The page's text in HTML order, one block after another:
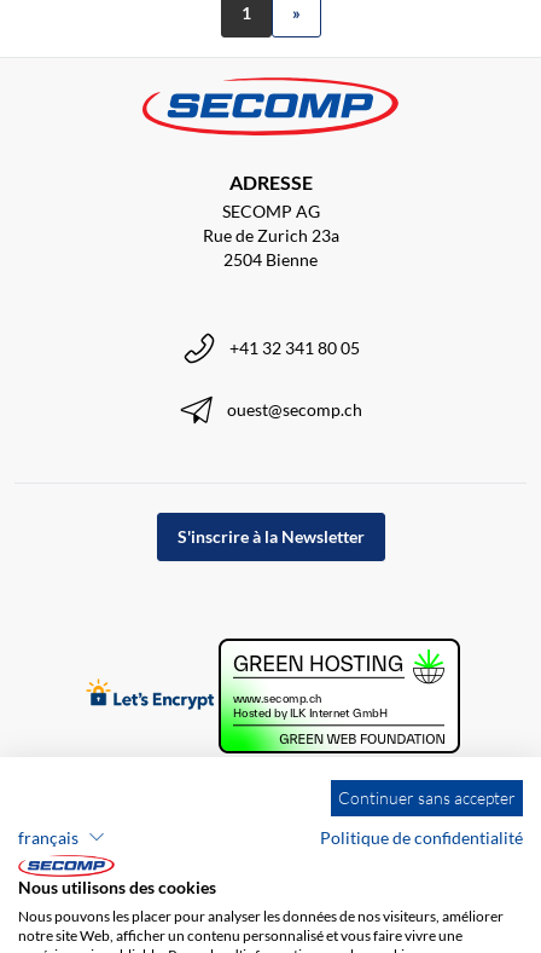
1 »
ADRESSE
SECOMP AG
Rue de Zurich 23a
2504 Bienne
+41 32 341 80 05
ouest@secomp.ch
S'inscrire à la Newsletter
Continuer sans accepter
français
Politique de confidentialité
Nous utilisons des cookies
Nous pouvons les placer pour analyser les données de nos visiteurs, améliorer
notre site Web, afficher un contenu personnalisé et vous faire vivre une